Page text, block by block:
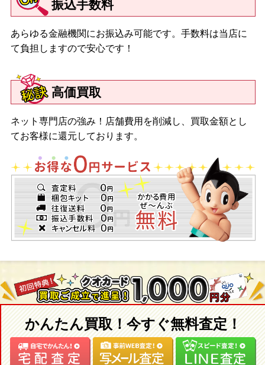
振込手数料
あらゆる金融機関にお振込み可能です。手数料は当店に
て負担しますので安心です！
高価買取
ネット専門店の強み！店舗費用を削減し、買取金額とし
てお客様に還元しております。
かんたん買取！今すぐ無料査定！